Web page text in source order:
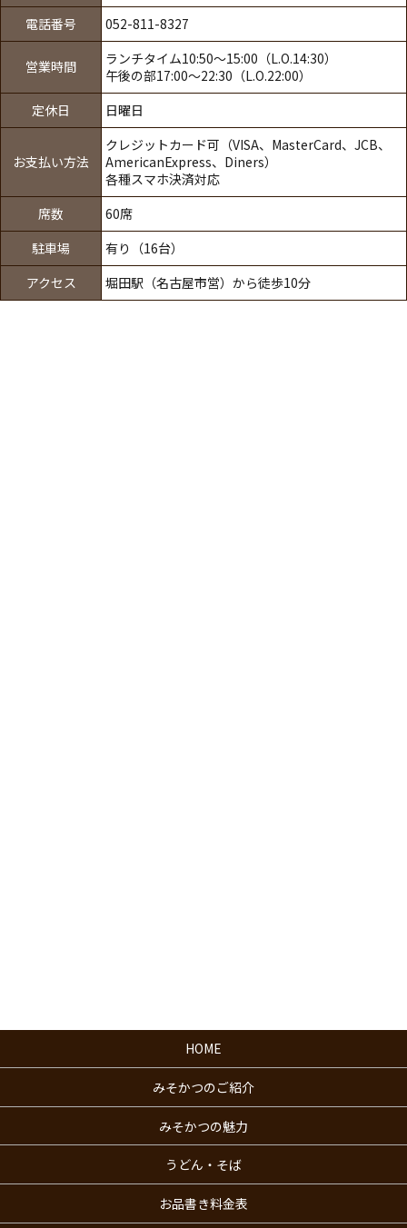
電話番号
052-811-8327
営業時間
ランチタイム10:50～15:00（L.O.14:30）
午後の部17:00～22:30（L.O.22:00）
定休日
日曜日
お支払い方法
クレジットカード可（VISA、MasterCard、JCB、
AmericanExpress、Diners）
各種スマホ決済対応
席数
60席
駐車場
有り（16台）
アクセス
堀田駅（名古屋市営）から徒歩10分
HOME
みそかつのご紹介
みそかつの魅力
うどん・そば
お品書き料金表